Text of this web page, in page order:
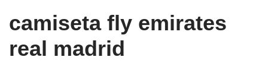
camiseta fly emirates
real madrid